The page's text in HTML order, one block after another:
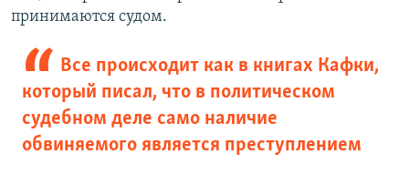
принимаются судом.
Все происходит как в книгах Кафки,
который писал, что в политическом
судебном деле само наличие
обвиняемого является преступлением